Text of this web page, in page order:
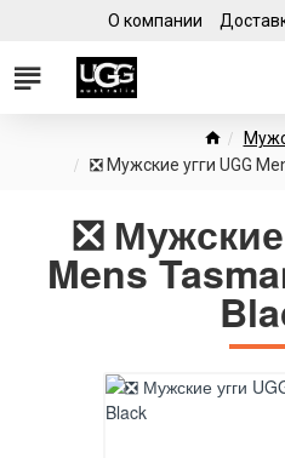
О компании
❎ Мужские угги UGG
❎
Mens